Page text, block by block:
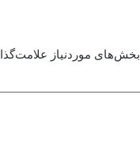
بخش‌های موردنیاز